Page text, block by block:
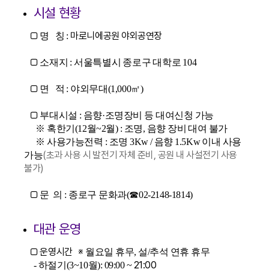
시설 현황
□ 명 칭 : 마로니에공원 야외공연장
□ 소재지 : 서울특별시 종로구 대학로 104
□ 면 적 : 야외무대(1,000㎡)
□ 부대시설 : 음향·조명장비 등 대여신청 가능
※ 혹한기(12월~2월) : 조명, 음향 장비 대여 불가
※ 사용가능전력 : 조명 3Kw / 음향 1.5Kw 이내 사용
가능(초과 사용 시 발전기 자체 준비, 공원 내 사설전기 사용
불가)
□ 문 의 : 종로구 문화과(☎02-2148-1814)
대관 운영
□ 운영시간 ※ 월요일 휴무, 설/추석 연휴 휴무
- 하절기(3~10월): 09:00 ~21:00